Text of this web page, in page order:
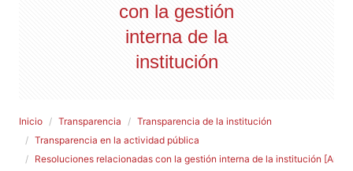
con la gestión
interna de la
institución
Inicio Transparencia
Transparencia de la institución
Transparencia en la actividad pública
Resoluciones relacionadas con la gestión interna de la institución [Art.